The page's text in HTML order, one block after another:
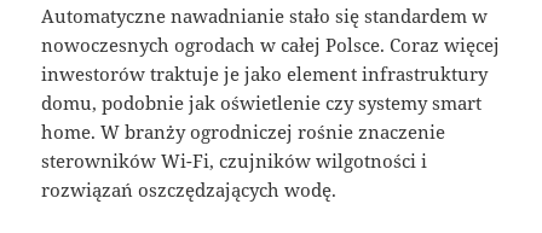
Automatyczne nawadnianie stało się standardem w
nowoczesnych ogrodach w całej Polsce. Coraz więcej
inwestorów traktuje je jako element infrastruktury
domu, podobnie jak oświetlenie czy systemy smart
home. W branży ogrodniczej rośnie znaczenie
sterowników Wi-Fi, czujników wilgotności i
rozwiązań oszczędzających wodę.